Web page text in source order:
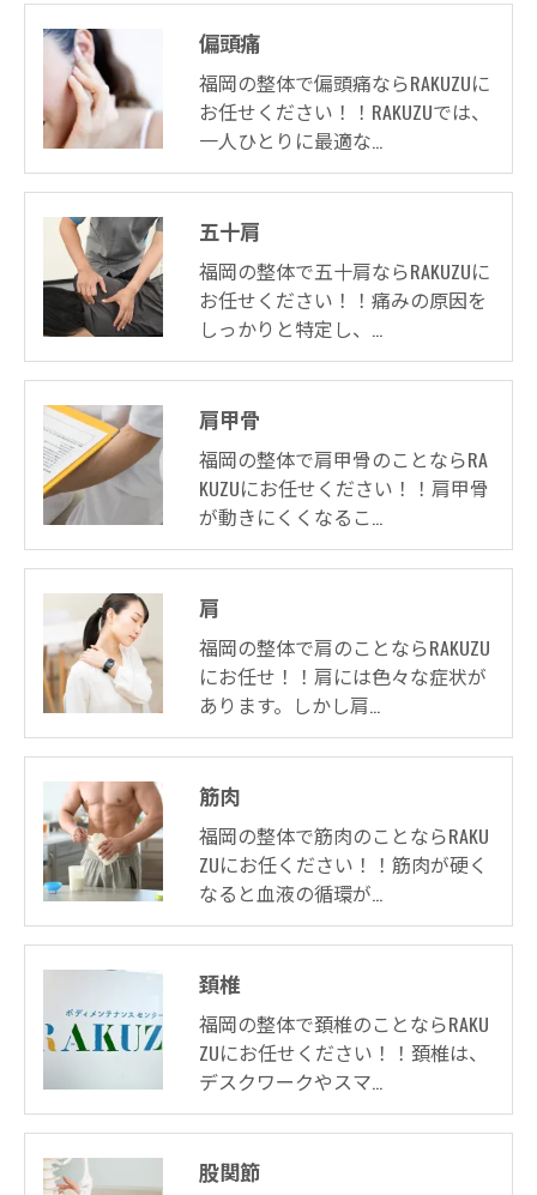
偏頭痛
福岡の整体で偏頭痛ならRAKUZUに
お任せください！！RAKUZUでは、
一人ひとりに最適な…
五十肩
福岡の整体で五十肩ならRAKUZUに
お任せください！！痛みの原因を
しっかりと特定し、…
肩甲骨
福岡の整体で肩甲骨のことならRA
KUZUにお任せください！！肩甲骨
が動きにくくなるこ…
肩
福岡の整体で肩のことならRAKUZU
にお任せ！！肩には色々な症状が
あります。しかし肩…
筋肉
福岡の整体で筋肉のことならRAKU
ZUにお任ください！！筋肉が硬く
なると血液の循環が…
頚椎
福岡の整体で頚椎のことならRAKU
ZUにお任せください！！頚椎は、
デスクワークやスマ…
股関節